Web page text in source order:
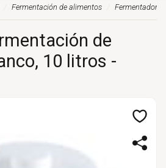
Fermentación de alimentos
de
10 litros -